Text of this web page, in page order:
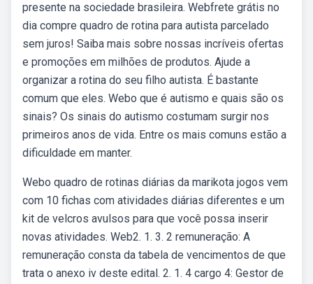
presente na sociedade brasileira. Webfrete grátis no
dia compre quadro de rotina para autista parcelado
sem juros! Saiba mais sobre nossas incríveis ofertas
e promoções em milhões de produtos. Ajude a
organizar a rotina do seu filho autista. É bastante
comum que eles. Webo que é autismo e quais são os
sinais? Os sinais do autismo costumam surgir nos
primeiros anos de vida. Entre os mais comuns estão a
dificuldade em manter.
Webo quadro de rotinas diárias da marikota jogos vem
com 10 fichas com atividades diárias diferentes e um
kit de velcros avulsos para que você possa inserir
novas atividades. Web2. 1. 3. 2 remuneração: A
remuneração consta da tabela de vencimentos de que
trata o anexo iv deste edital. 2. 1. 4 cargo 4: Gestor de